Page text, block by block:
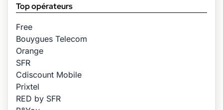
Top opérateurs
Free
Bouygues Telecom
Orange
SFR
Cdiscount Mobile
Prixtel
RED by SFR